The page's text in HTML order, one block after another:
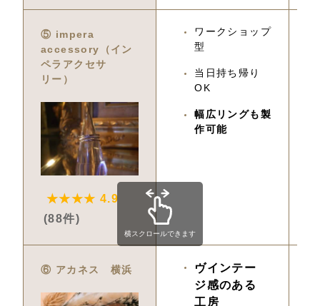
⑤ impera
accessory（イン
ペラアクセサ
リー）
★★★★ 4.9
(88件)
ワークショップ
型
当日持ち帰り
OK
幅広リングも製
作可能
⑥ アカネス　横浜
ヴインテー
ジ感のある
工房
横スクロールできます